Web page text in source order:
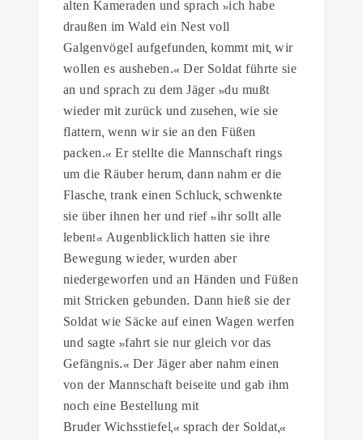
alten Kameraden und sprach »ich habe
draußen im Wald ein Nest voll
Galgenvögel aufgefunden, kommt mit, wir
wollen es ausheben.« Der Soldat führte sie
an und sprach zu dem Jäger »du mußt
wieder mit zurück und zusehen, wie sie
flattern, wenn wir sie an den Füßen
packen.« Er stellte die Mannschaft rings
um die Räuber herum, dann nahm er die
Flasche, trank einen Schluck, schwenkte
sie über ihnen her und rief »ihr sollt alle
leben!« Augenblicklich hatten sie ihre
Bewegung wieder, wurden aber
niedergeworfen und an Händen und Füßen
mit Stricken gebunden. Dann hieß sie der
Soldat wie Säcke auf einen Wagen werfen
und sagte »fahrt sie nur gleich vor das
Gefängnis.« Der Jäger aber nahm einen
von der Mannschaft beiseite und gab ihm
noch eine Bestellung mit
»Bruder Wichsstiefel,« sprach der Soldat,